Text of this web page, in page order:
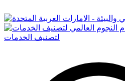
لتصنيف الخدمات